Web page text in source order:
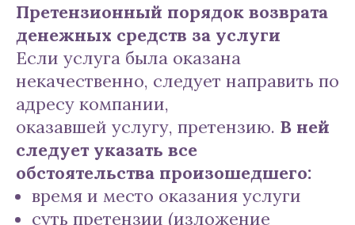
Претензионный порядок возврата
денежных средств за услуги
Если услуга была оказана
некачественно, следует направить по
адресу компании,
оказавшей услугу, претензию. В ней
следует указать все
обстоятельства произошедшего:
время и место оказания услуги
суть претензии (изложение